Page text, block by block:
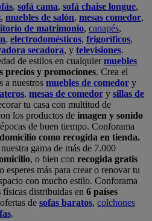
, sofá cama, sofá chaise longue,
, muebles de salón, mesas comedor,
de matrimonio, canapés,
, electrodomésticos, frigoríficos,
secadora, y televisiones.
de estilos en cualquiermuebles
precios y promociones. Crea el
a nuestros muebles de comedor y
, mesas de comedor y sillas de
tu casa con multitud de
los productos de imagen y sonido
de buen tiempo. Conforama
como recogida en tienda.
gama de más de 7.000
, o bien con recogida gratis
esperes más para crear o renovar tu
con mucho estilo. Conforama
físicas distribuidas en 6 países
de sofas baratos, colchones
.